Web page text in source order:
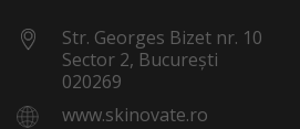
Str. Georges Bizet nr. 10
Sector 2, București
020269
www.skinovate.ro